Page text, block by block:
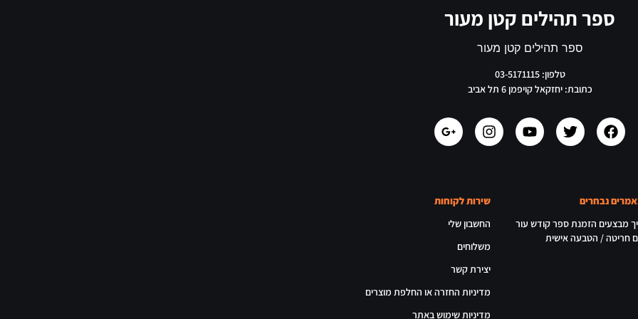
ספר תהילים קטן מעור
ספר תהילים קטן מעור
טלפון: 03-5171115
כתובת: יחזקאל קויפמן 6 תל אביב
נבחרים
מבצעים הזמנת ספר קודש עור
חריטה / הטבעה אישית
שירות לקוחות
החשבון שלי
משלוחים
יצירת קשר
מדיניות החזרה או החלפת מוצרים
מדיניות שימוש באתר